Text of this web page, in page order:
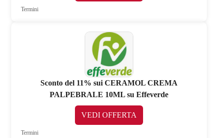
Termini
Sconto del 11% sui CERAMOL CREMA
PALPEBRALE 10ML su Effeverde
VEDI OFFERTA
Termini